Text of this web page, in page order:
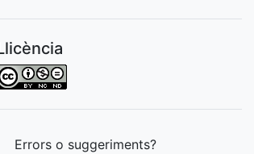
Errors o suggeriments?